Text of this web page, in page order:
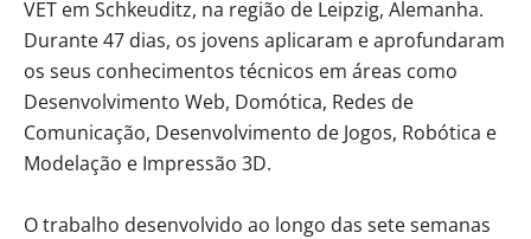
VET em Schkeuditz, na região de Leipzig, Alemanha.
Durante 47 dias, os jovens aplicaram e aprofundaram
os seus conhecimentos técnicos em áreas como
Desenvolvimento Web, Domótica, Redes de
Comunicação, Desenvolvimento de Jogos, Robótica e
Modelação e Impressão 3D.
O trabalho desenvolvido ao longo das sete semanas